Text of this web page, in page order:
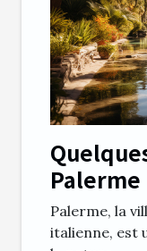
Palerme
Palerme, la
italienne, est